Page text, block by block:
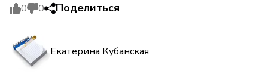
0 0 Поделиться
Екатерина Кубанская